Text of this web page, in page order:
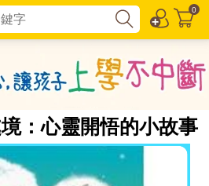
0
：心靈開悟的小故事